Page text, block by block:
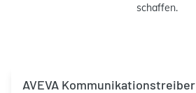
schaffen.
AVEVA Kommunikationstreiber